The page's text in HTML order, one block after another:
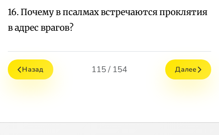
16. Почему в псалмах встречаются проклятия
в адрес врагов?
Назад 115 / 154 Далее